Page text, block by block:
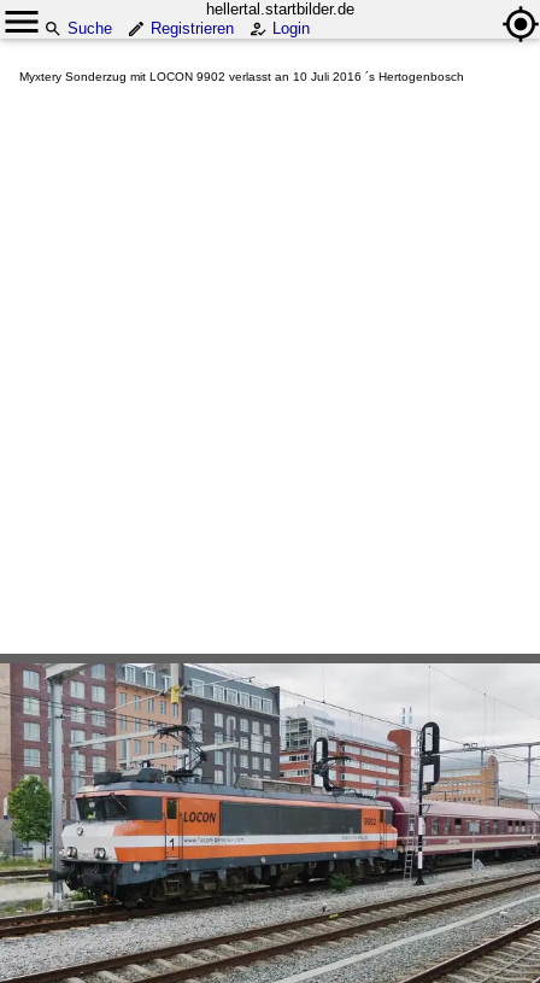
hellertal.startbilder.de
Suche
Registrieren Login
Myxtery Sonderzug mit LOCON 9902 verlasst an 10 Juli 2016 ´s Hertogenbosch